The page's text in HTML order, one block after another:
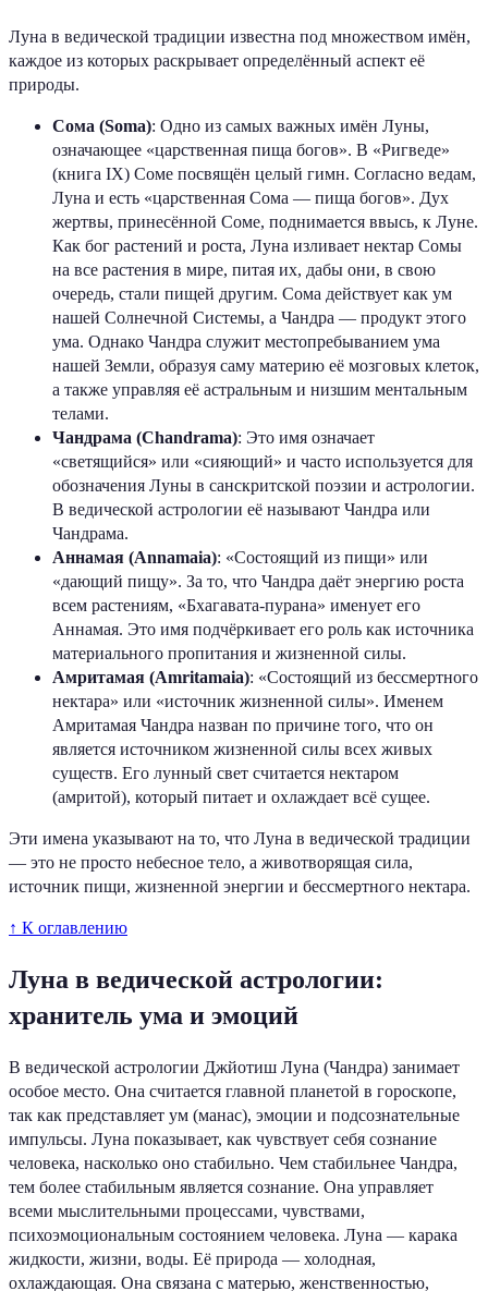
Луна в ведической традиции известна под множеством имён,
каждое из которых раскрывает определённый аспект её
природы.
Сома (Soma): Одно из самых важных имён Луны,
означающее «царственная пища богов». В «Ригведе»
(книга IX) Соме посвящён целый гимн. Согласно ведам,
Луна и есть «царственная Сома — пища богов». Дух
жертвы, принесённой Соме, поднимается ввысь, к Луне.
Как бог растений и роста, Луна изливает нектар Сомы
на все растения в мире, питая их, дабы они, в свою
очередь, стали пищей другим. Сома действует как ум
нашей Солнечной Системы, а Чандра — продукт этого
ума. Однако Чандра служит местопребыванием ума
нашей Земли, образуя саму материю её мозговых клеток,
а также управляя её астральным и низшим ментальным
телами.
Чандрама (Chandrama): Это имя означает
«светящийся» или «сияющий» и часто используется для
обозначения Луны в санскритской поэзии и астрологии.
В ведической астрологии её называют Чандра или
Чандрама.
Аннамая (Annamaia): «Состоящий из пищи» или
«дающий пищу». За то, что Чандра даёт энергию роста
всем растениям, «Бхагавата-пурана» именует его
Аннамая. Это имя подчёркивает его роль как источника
материального пропитания и жизненной силы.
Амритамая (Amritamaia): «Состоящий из бессмертного
нектара» или «источник жизненной силы». Именем
Амритамая Чандра назван по причине того, что он
является источником жизненной силы всех живых
существ. Его лунный свет считается нектаром
(амритой), который питает и охлаждает всё сущее.
Эти имена указывают на то, что Луна в ведической традиции
— это не просто небесное тело, а животворящая сила,
источник пищи, жизненной энергии и бессмертного нектара.
↑ К оглавлению
Луна в ведической астрологии:
хранитель ума и эмоций
В ведической астрологии Джйотиш Луна (Чандра) занимает
особое место. Она считается главной планетой в гороскопе,
так как представляет ум (манас), эмоции и подсознательные
импульсы. Луна показывает, как чувствует себя сознание
человека, насколько оно стабильно. Чем стабильнее Чандра,
тем более стабильным является сознание. Она управляет
всеми мыслительными процессами, чувствами,
психоэмоциональным состоянием человека. Луна — карака
жидкости, жизни, воды. Её природа — холодная,
охлаждающая. Она связана с матерью, женственностью,